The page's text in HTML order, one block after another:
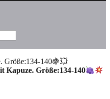
Kapuze. Größe:134-140